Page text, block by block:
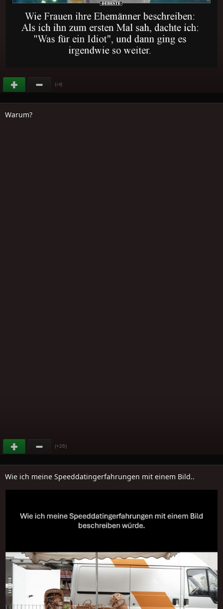
(+9)
Warum?
(+26)
Wie ich meine Speeddatingerfahrungen mit einem Bild..